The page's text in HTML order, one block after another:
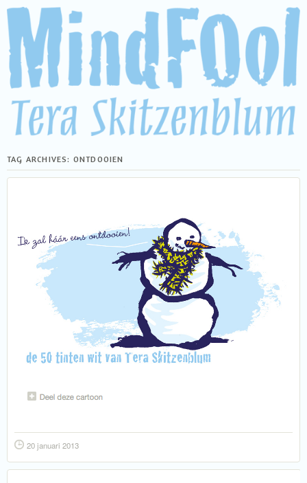
TAG ARCHIVES: ONTDOOIEN
20 januari 2013